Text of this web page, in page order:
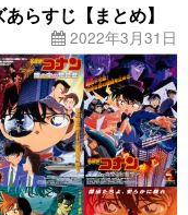
らすじ【まとめ】
2022年3月31日